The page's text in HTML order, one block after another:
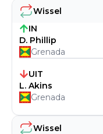
Wissel
Wissel
IN
D. Phillip
Grenada
UIT
L. Akins
Grenada